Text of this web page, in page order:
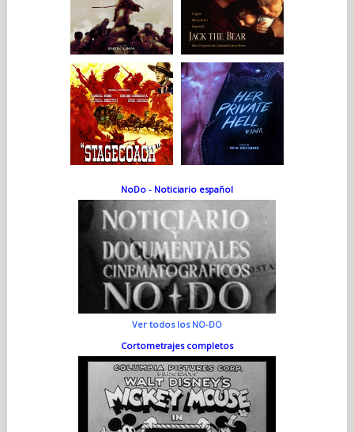
NoDo - Noticiario español
Ver todos los NO-DO
Cortometrajes completos